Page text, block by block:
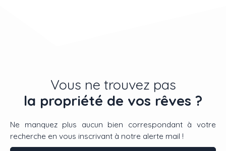
Vous ne trouvez pas
la propriété de vos rêves ?
Ne manquez plus aucun bien correspondant à votre
recherche en vous inscrivant à notre alerte mail !